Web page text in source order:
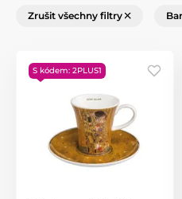
Zrušit všechny filtry
S kódem: 2PLUS1